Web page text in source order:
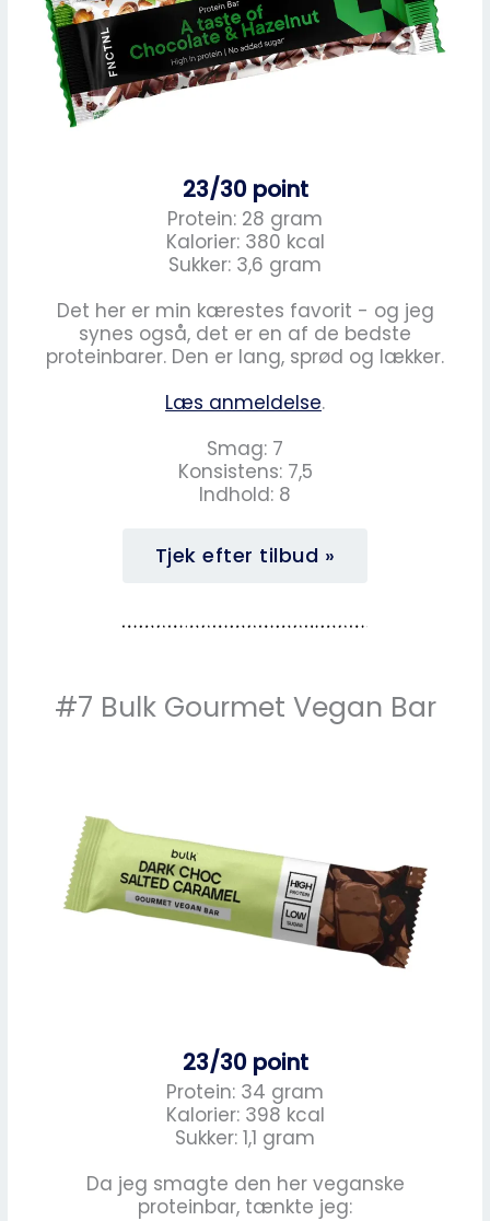
23/30 point
Protein: 28 gram
Kalorier: 380 kcal
Sukker: 3,6 gram
Det her er min kærestes favorit - og jeg
synes også, det er en af de bedste
proteinbarer. Den er lang, sprød og lækker.
Læs anmeldelse.
Smag: 7
Konsistens: 7,5
Indhold: 8
Tjek efter tilbud »
#7 Bulk Gourmet Vegan Bar
23/30 point
Protein: 34 gram
Kalorier: 398 kcal
Sukker: 1,1 gram
Da jeg smagte den her veganske
proteinbar, tænkte jeg: